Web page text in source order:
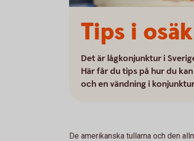
Tips i
Det är lågkonjunktur i
Här får du tips på hur du
och en vändning i
De amerikanska tullarna och den